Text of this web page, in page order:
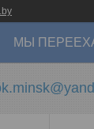
МЫ